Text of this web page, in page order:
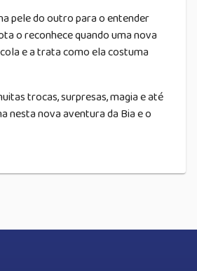
pele do outro para o entender
o reconhece quando uma nova
e a trata como ela costuma
trocas, surpresas, magia e até
nesta nova aventura da Bia e o